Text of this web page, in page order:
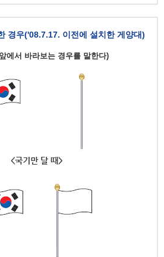
경우('08.7.17. 이전에 설치한 게양대)
에서 바라보는 경우를 말한다)